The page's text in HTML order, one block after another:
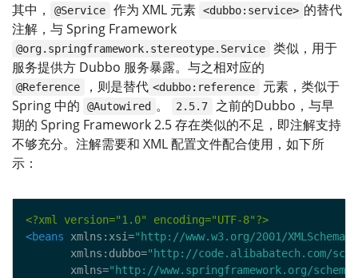
其中，
@Service 作为 XML 元素 <dubbo:service> 的替代
注解，与 Spring Framework
@org.springframework.stereotype.Service
类似，用于
服务提供方 Dubbo 服务暴露。与之相对应的
@Reference ，则是替代 <dubbo:reference
元素，类似于
Spring 中的
@Autowired 。 2.5.7
之前的Dubbo，与早
期的 Spring Framework 2.5 存在类似的不足，即注解支持
不够充分。注解需要和 XML 配置文件配合使用，如下所
示：
<?xml version="1.0" encoding="UTF-8"?>
<beans xmlns:xsi="http://www.w3.org/2001/
       xmlns:dubbo=
"http://code.alibabatech.com/
       xmlns=
"http://www.springframework.org/